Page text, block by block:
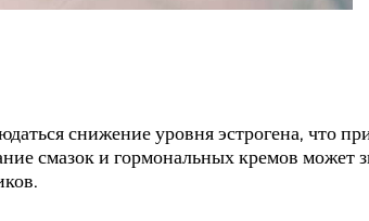
снижение уровня эстрогена, что
смазок и гормональных кремов